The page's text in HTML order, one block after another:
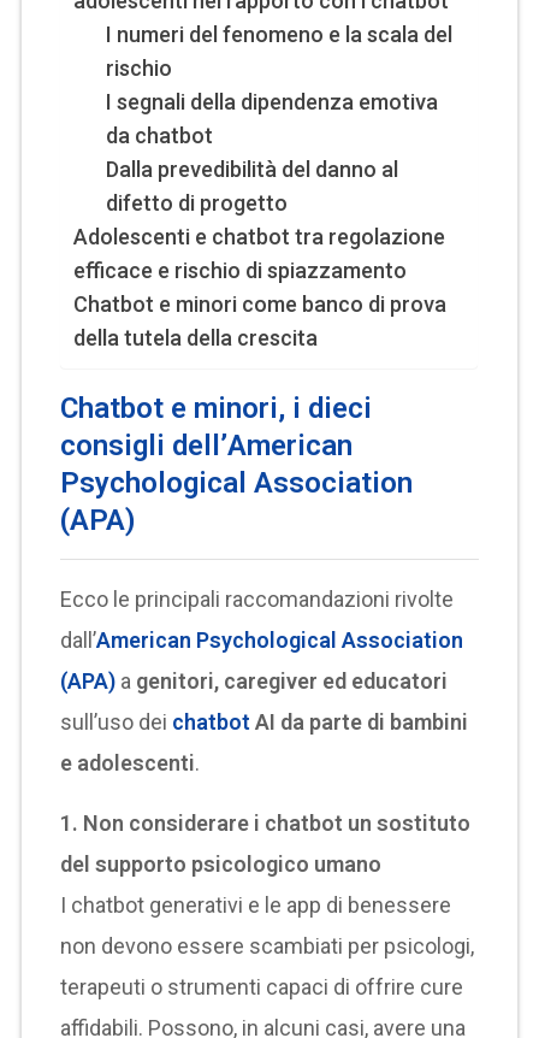
I numeri del fenomeno e la scala del
rischio
I segnali della dipendenza emotiva
da chatbot
Dalla prevedibilità del danno al
difetto di progetto
Adolescenti e chatbot tra regolazione
efficace e rischio di spiazzamento
Chatbot e minori come banco di prova
della tutela della crescita
Chatbot e minori, i dieci
consigli dell’American
Psychological Association
(APA)
Ecco le principali raccomandazioni rivolte
dall’American Psychological Association
(APA) a genitori, caregiver ed educatori
sull’uso dei chatbot AI da parte di bambini
e adolescenti.
1. Non considerare i chatbot un sostituto
del supporto psicologico umano
I chatbot generativi e le app di benessere
non devono essere scambiati per psicologi,
terapeuti o strumenti capaci di offrire cure
affidabili. Possono, in alcuni casi, avere una